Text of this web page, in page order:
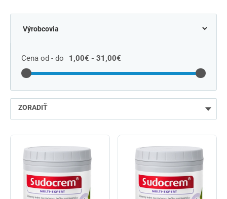
Cena od - do 1,00€ - 31,00€
ZORADIŤ
najdrahšie
najpredávanejšie